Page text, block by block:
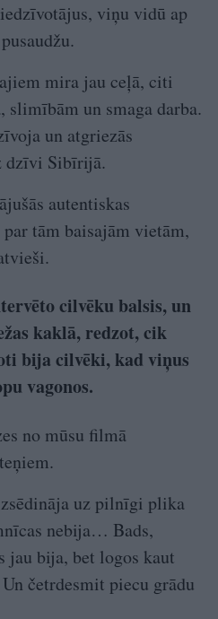
viņu vidū ap
mira jau ceļā, citi
slimībām un smaga darba.
un atgriezās
dzīvi Sibīrijā.
autentiskas
tām baisajām vietām,
cilvēku balsis, un
kaklā, redzot, cik
bija cilvēki, kad viņus
vagonos.
no mūsu filmā
uz pilnīgi plika
nebija… Bads,
jau bija, bet logos kaut
četrdesmit piecu grādu